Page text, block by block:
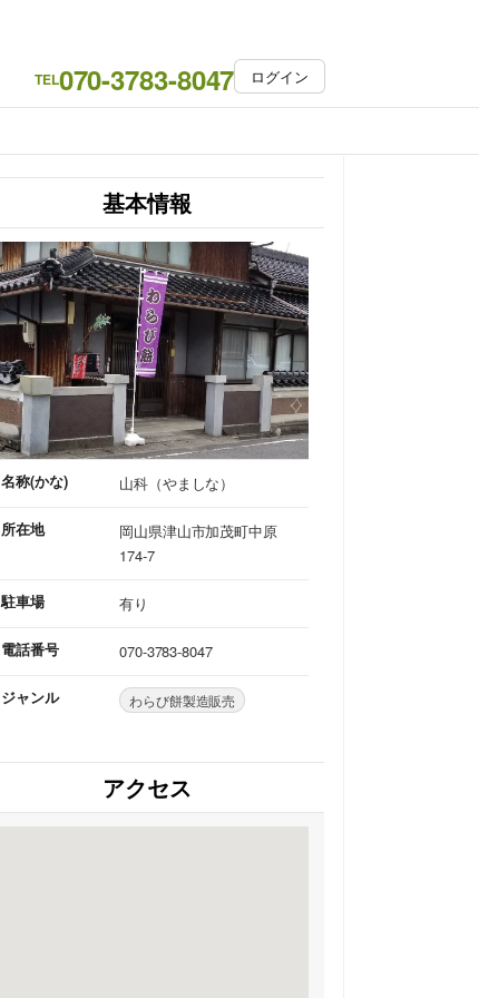
TEL070-3783-8047 ログイン
基本情報
名称(かな) 山科（やましな）
所在地
岡山県津山市加茂町中原
174-7
駐車場 有り
電話番号 070-3783-8047
ジャンル わらび餅製造販売
アクセス